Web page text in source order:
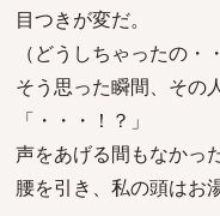
目つきが変だ。
（どうしちゃったの・
そう思った瞬間、その
「・・・！？」
声をあげる間もなかっ
腰を引き、私の頭はお